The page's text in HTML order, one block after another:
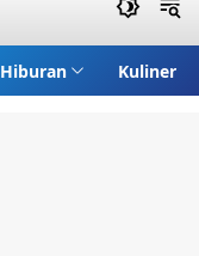
Hiburan Kuliner